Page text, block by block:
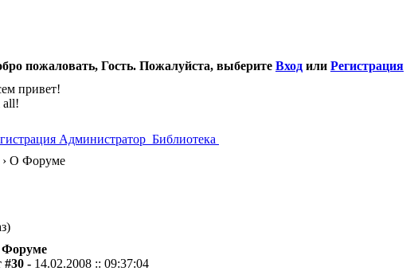
пожаловать, Гость. Пожалуйста, выберите Вход или Регистрация
привет!
all!
Администратор Библиотека
› О Форуме
#30 - 14.02.2008 :: 09:37:04